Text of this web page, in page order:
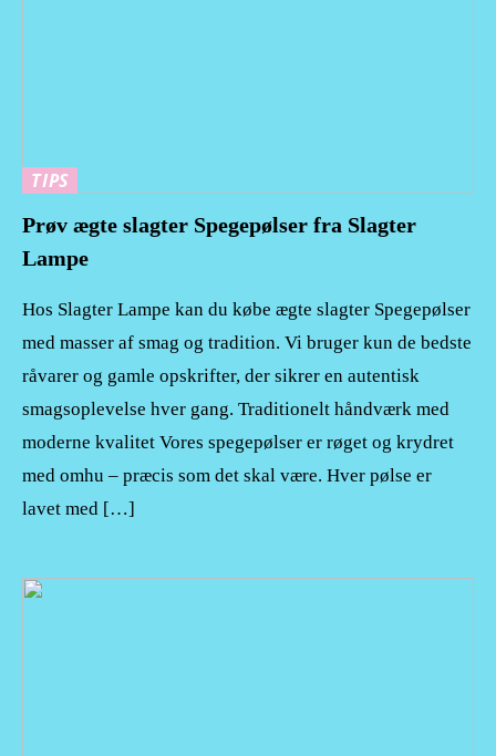
TIPS
Prøv ægte slagter Spegepølser fra Slagter
Lampe
Hos Slagter Lampe kan du købe ægte slagter Spegepølser
med masser af smag og tradition. Vi bruger kun de bedste
råvarer og gamle opskrifter, der sikrer en autentisk
smagsoplevelse hver gang. Traditionelt håndværk med
moderne kvalitet Vores spegepølser er røget og krydret
med omhu – præcis som det skal være. Hver pølse er
lavet med […]